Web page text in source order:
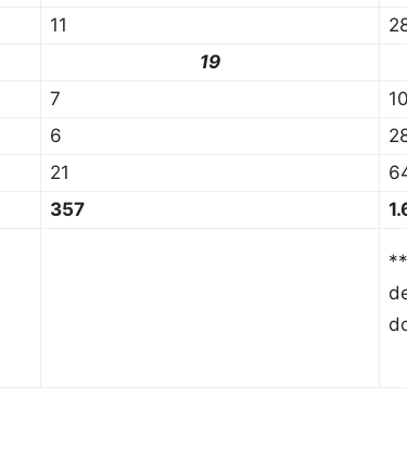
11
19
7
6
21
357